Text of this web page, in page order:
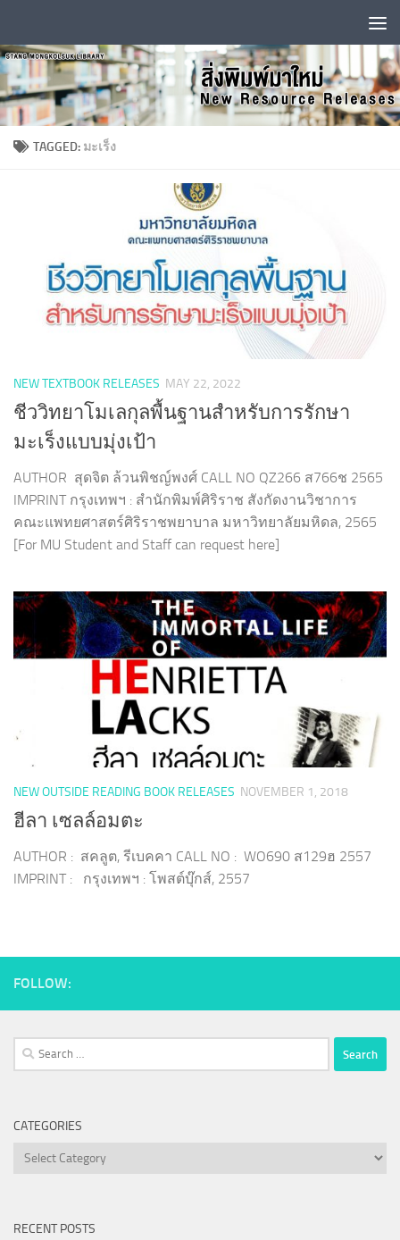
TAGGED: มะเร็ง
NEW TEXTBOOK RELEASES MAY 22, 2022
ชีววิทยาโมเลกุลพื้นฐานสำหรับการรักษา
มะเร็งแบบมุ่งเป้า
AUTHOR สุดจิต ล้วนพิชญ์พงศ์ CALL NO QZ266 ส766ช 2565
IMPRINT กรุงเทพฯ : สำนักพิมพ์ศิริราช สังกัดงานวิชาการ
คณะแพทยศาสตร์ศิริราชพยาบาล มหาวิทยาลัยมหิดล, 2565
[For MU Student and Staff can request here]
NEW OUTSIDE READING BOOK RELEASES NOVEMBER 1, 2018
ฮีลา เซลล์อมตะ
AUTHOR : สคลูต, รีเบคคา CALL NO : WO690 ส129ฮ 2557
IMPRINT : กรุงเทพฯ : โพสต์บุ๊กส์, 2557
FOLLOW:
Search
for:
CATEGORIES
Categories
RECENT POSTS